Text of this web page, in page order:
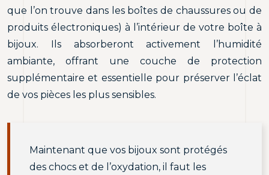
que l’on trouve dans les boîtes de chaussures ou de
produits électroniques) à l’intérieur de votre boîte à
bijoux. Ils absorberont activement l’humidité
ambiante, offrant une couche de protection
supplémentaire et essentielle pour préserver l’éclat
de vos pièces les plus sensibles.
Maintenant que vos bijoux sont protégés
des chocs et de l’oxydation, il faut les